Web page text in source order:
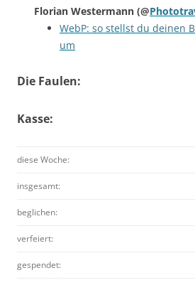
Florian Westermann (@
WebP: so stellst du deinen
um
Die Faulen:
Kasse:
diese Woche:
insgesamt:
beglichen:
verfeiert:
gespendet: